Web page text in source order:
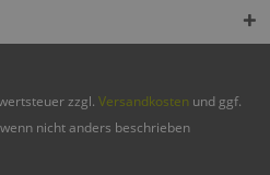
zzgl. Versandkosten und ggf.
nicht anders beschrieben